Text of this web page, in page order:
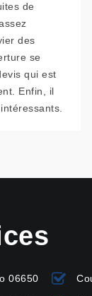
de
des
se
qui est
Enfin, il
06650